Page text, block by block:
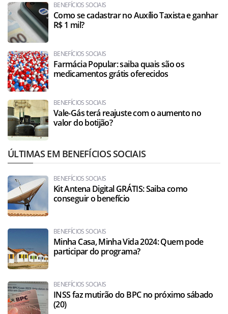
BENEFÍCIOS SOCIAIS
Como se cadastrar no Auxílio Taxista e ganhar
R$ 1 mil?
BENEFÍCIOS SOCIAIS
Farmácia Popular: saiba quais são os
medicamentos grátis oferecidos
BENEFÍCIOS SOCIAIS
Vale-Gás terá reajuste com o aumento no
valor do botijão?
ÚLTIMAS EM BENEFÍCIOS SOCIAIS
BENEFÍCIOS SOCIAIS
Kit Antena Digital GRÁTIS: Saiba como
conseguir o benefício
BENEFÍCIOS SOCIAIS
Minha Casa, Minha Vida 2024: Quem pode
participar do programa?
BENEFÍCIOS SOCIAIS
INSS faz mutirão do BPC no próximo sábado
(20)